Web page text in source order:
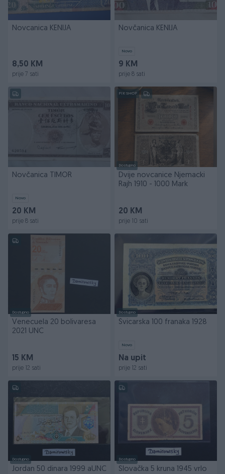
Novcanica KENIJA
8,50 KM
prije 7 sati
Novčanica KENIJA
Novo
9 KM
prije 8 sati
Novčanica TIMOR
Novo
20 KM
prije 8 sati
PIK SHOP
Dostupno
Dvije novcanice Njemacki
Rajh 1910 - 1000 Mark
20 KM
prije 10 sati
Dostupno
Venecuela 20 bolivaresa
2021 UNC
15 KM
prije 12 sati
Dostupno
Švicarska 100 franaka 1928
Novo
Na upit
prije 12 sati
Dostupno
Jordan 50 dinara 1999 aUNC
Dostupno
Slovačka 5 kruna 1945 vrlo